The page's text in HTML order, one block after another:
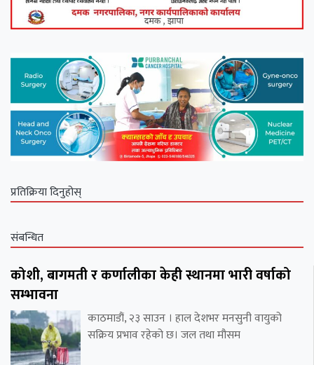
प्रतिक्रिया दिनुहोस्
संबन्धित
कोशी, बागमती र कर्णालीका केही स्थानमा भारी वर्षाको
सम्भावना
काठमाडौं, २३ साउन । हाल देशभर मनसुनी वायुको
सक्रिय प्रभाव रहेको छ। जल तथा मौसम